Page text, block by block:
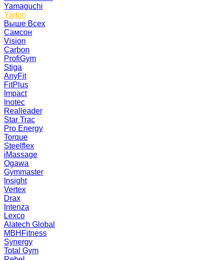
Yamaguchi
Yarton
Выше Всех
Самсон
Vision
Carbon
ProfiGym
Stiga
AnyFit
FitPlus
Impact
Inotec
Realleader
Star Trac
Pro Energy
Torque
Steelflex
iMassage
Ogawa
Gymmaster
Insight
Vertex
Drax
Intenza
Lexco
Alatech Global
MBHFitness
Synergy
Total Gym